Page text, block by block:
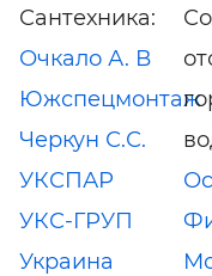
Сантехника:
Очкало А. В
Южспецмонтаж
Черкун С.С.
УКСПАР
УКС-ГРУП
Украина